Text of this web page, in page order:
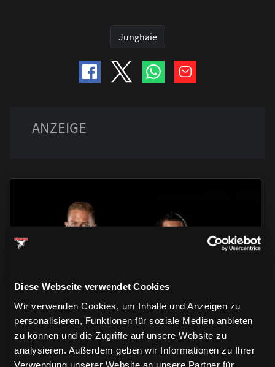
Diese Webseite verwendet Cookies
Wir verwenden Cookies, um Inhalte und Anzeigen zu
personalisieren, Funktionen für soziale Medien anbieten
zu können und die Zugriffe auf unsere Website zu
analysieren. Außerdem geben wir Informationen zu Ihrer
Verwendung unserer Website an unsere Partner für
Junghaie